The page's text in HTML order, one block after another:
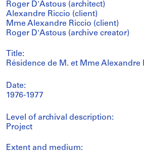
Roger D'Astous (architect)
Alexandre Riccio (client)
Mme Alexandre Riccio (client)
Roger D'Astous (archive creator)
Title:
Résidence de M. et Mme Alexandre
Date:
1976-1977
Level of archival description:
Project
Extent and medium: